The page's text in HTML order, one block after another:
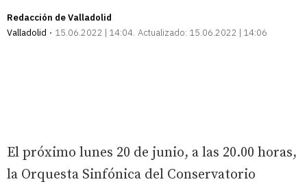
Redacción de Valladolid
Valladolid
15.06.2022 | 14:04 Actualizado: 15.06.2022 | 14:06
El próximo lunes 20 de junio, a las 20.00 horas,
la Orquesta Sinfónica del Conservatorio